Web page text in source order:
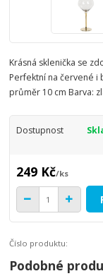
Krásná sklenička se
Perfektní na červené i
průměr 10 cm Barva:
Dostupnost
249 Kč/ks
Číslo produktu:
Podobné